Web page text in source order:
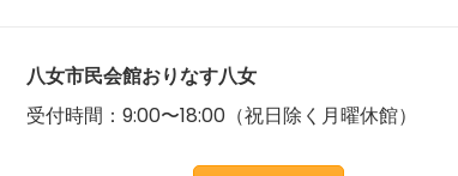
八女市民会館おりなす八女
受付時間：9:00〜18:00（祝日除く月曜休館）